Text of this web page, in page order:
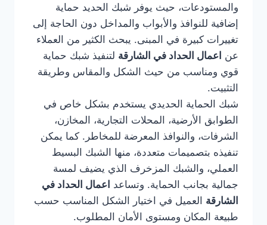
والمستودعات، حيث يوفر شبك الحديد حماية
إضافية للنوافذ والأبواب والمداخل دون الحاجة إلى
تغييرات كبيرة في المبنى. يبحث الكثير من العملاء
عن اعمال الحداد في الشارقة لتنفيذ شبك حماية
قوي ومناسب من حيث الشكل والمقاس وطريقة
التثبيت.
شبك الحماية الحديدي يستخدم بشكل خاص في
الطوابق الأرضية، المحلات التجارية، المخازن،
الشرفات، والنوافذ المعرضة للمخاطر. كما يمكن
تنفيذه بتصميمات متعددة، منها الشبك البسيط
العملي، والشبك المزخرف الذي يضيف لمسة
جمالية بجانب الحماية. وتساعد اعمال الحداد في
الشارقة العميل في اختيار الشكل المناسب حسب
طبيعة المكان ومستوى الأمان المطلوب.